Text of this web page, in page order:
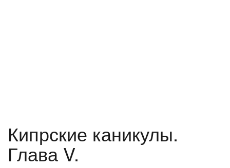
Кипрские каникулы.
Глава V.